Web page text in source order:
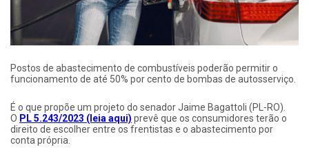
Postos de abastecimento de combustíveis poderão permitir o
funcionamento de até 50% por cento de bombas de autosserviço.
É o que propõe um projeto do senador Jaime Bagattoli (PL-RO).
O PL 5.243/2023 (leia aqui) prevê que os consumidores terão o
direito de escolher entre os frentistas e o abastecimento por
conta própria.